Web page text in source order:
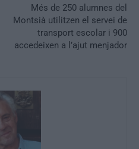
Més de 250 alumnes del
Montsià utilitzen el servei de
transport escolar i 900
accedeixen a l’ajut menjador